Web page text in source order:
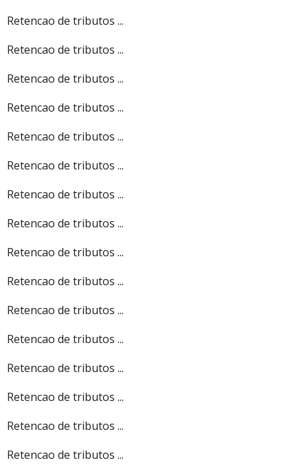
Retencao de tributos ...
Retencao de tributos ...
Retencao de tributos ...
Retencao de tributos ...
Retencao de tributos ...
Retencao de tributos ...
Retencao de tributos ...
Retencao de tributos ...
Retencao de tributos ...
Retencao de tributos ...
Retencao de tributos ...
Retencao de tributos ...
Retencao de tributos ...
Retencao de tributos ...
Retencao de tributos ...
Retencao de tributos ...